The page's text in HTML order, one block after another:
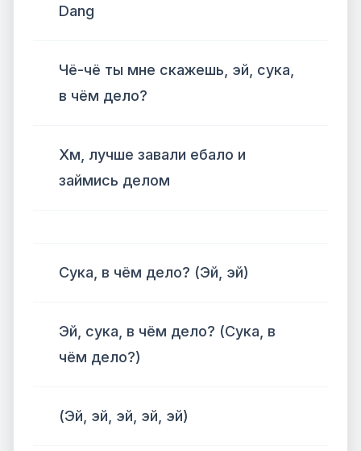
Dang
Чё-чё ты мне скажешь, эй, сука,
в чём дело?
Хм, лучше завали ебало и
займись делом
Сука, в чём дело? (Эй, эй)
Эй, сука, в чём дело? (Сука, в
чём дело?)
(Эй, эй, эй, эй, эй)